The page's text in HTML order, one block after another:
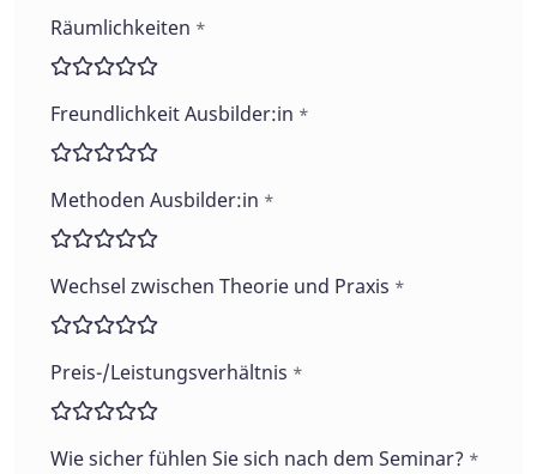
Räumlichkeiten *
Freundlichkeit Ausbilder:in *
Methoden Ausbilder:in *
Wechsel zwischen Theorie und Praxis *
Preis-/Leistungsverhältnis *
Wie sicher fühlen Sie sich nach dem Seminar? *